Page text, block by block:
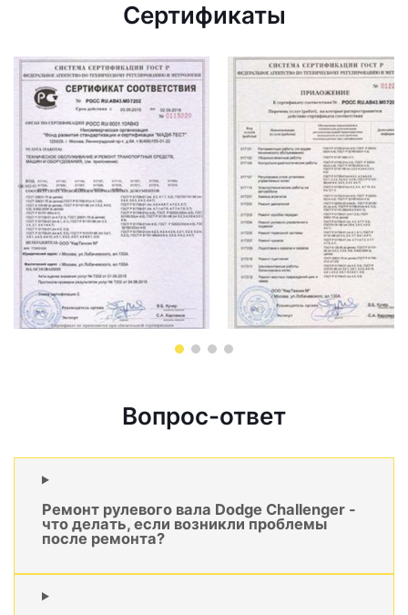
Сертификаты
Вопрос-ответ
Ремонт рулевого вала Dodge Challenger -
что делать, если возникли проблемы
после ремонта?